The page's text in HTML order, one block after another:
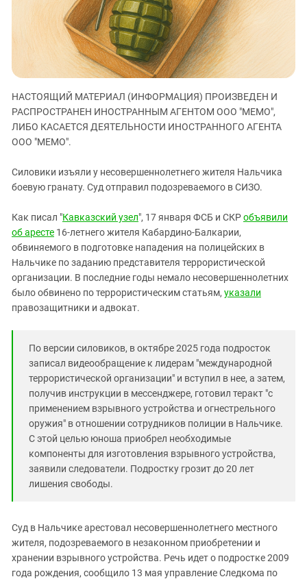
ЗАСТАВЛЯЕТ
КАВКАЗ ЗА ПАЛЕСТИНУ
ИНАКОМЫСЛИЕ В ЧЕЧНЕ
ПРЕСЛЕДОВАНИЕ АКТИВИСТОВ
МОБИЛИЗАЦИЯ И ПРОТЕСТЫ
Дагестан
Ингушетия
Кабардино-Балкария
Калмыкия
Карачаево-Черкесия
Краснодарский край
Нагорный Карабах
Ростовская область
СКФО
Ставропольский край
Чечня
Южная Осетия
Южный Кавказ
НАСТОЯЩИЙ МАТЕРИАЛ (ИНФОРМАЦИЯ) ПРОИЗВЕДЕН И
РАСПРОСТРАНЕН ИНОСТРАННЫМ АГЕНТОМ ООО "МЕМО",
ЛИБО КАСАЕТСЯ ДЕЯТЕЛЬНОСТИ ИНОСТРАННОГО АГЕНТА
ООО "МЕМО".
Силовики изъяли у несовершеннолетнего жителя Нальчика
боевую гранату. Суд отправил подозреваемого в СИЗО.
Как писал "Кавказский узел", 17 января ФСБ и СКРобъявили
об аресте 16-летнего жителя Кабардино-Балкарии,
обвиняемого в подготовке нападения на полицейских в
Нальчике по заданию представителя террористической
организации. В последние годы немало несовершеннолетних
было обвинено по террористическим статьям, указали
правозащитники и адвокат.
По версии силовиков, в октябре 2025 года подросток
записал видеообращение к лидерам "международной
террористической организации" и вступил в нее, а затем,
получив инструкции в мессенджере, готовил теракт "с
применением взрывного устройства и огнестрельного
оружия" в отношении сотрудников полиции в Нальчике.
С этой целью юноша приобрел необходимые
компоненты для изготовления взрывного устройства,
заявили следователи. Подростку грозит до 20 лет
лишения свободы.
Суд в Нальчике арестовал несовершеннолетнего местного
жителя, подозреваемого в незаконном приобретении и
хранении взрывного устройства. Речь идет о подростке 2009
года рождения, сообщило 13 мая управление Следкома по